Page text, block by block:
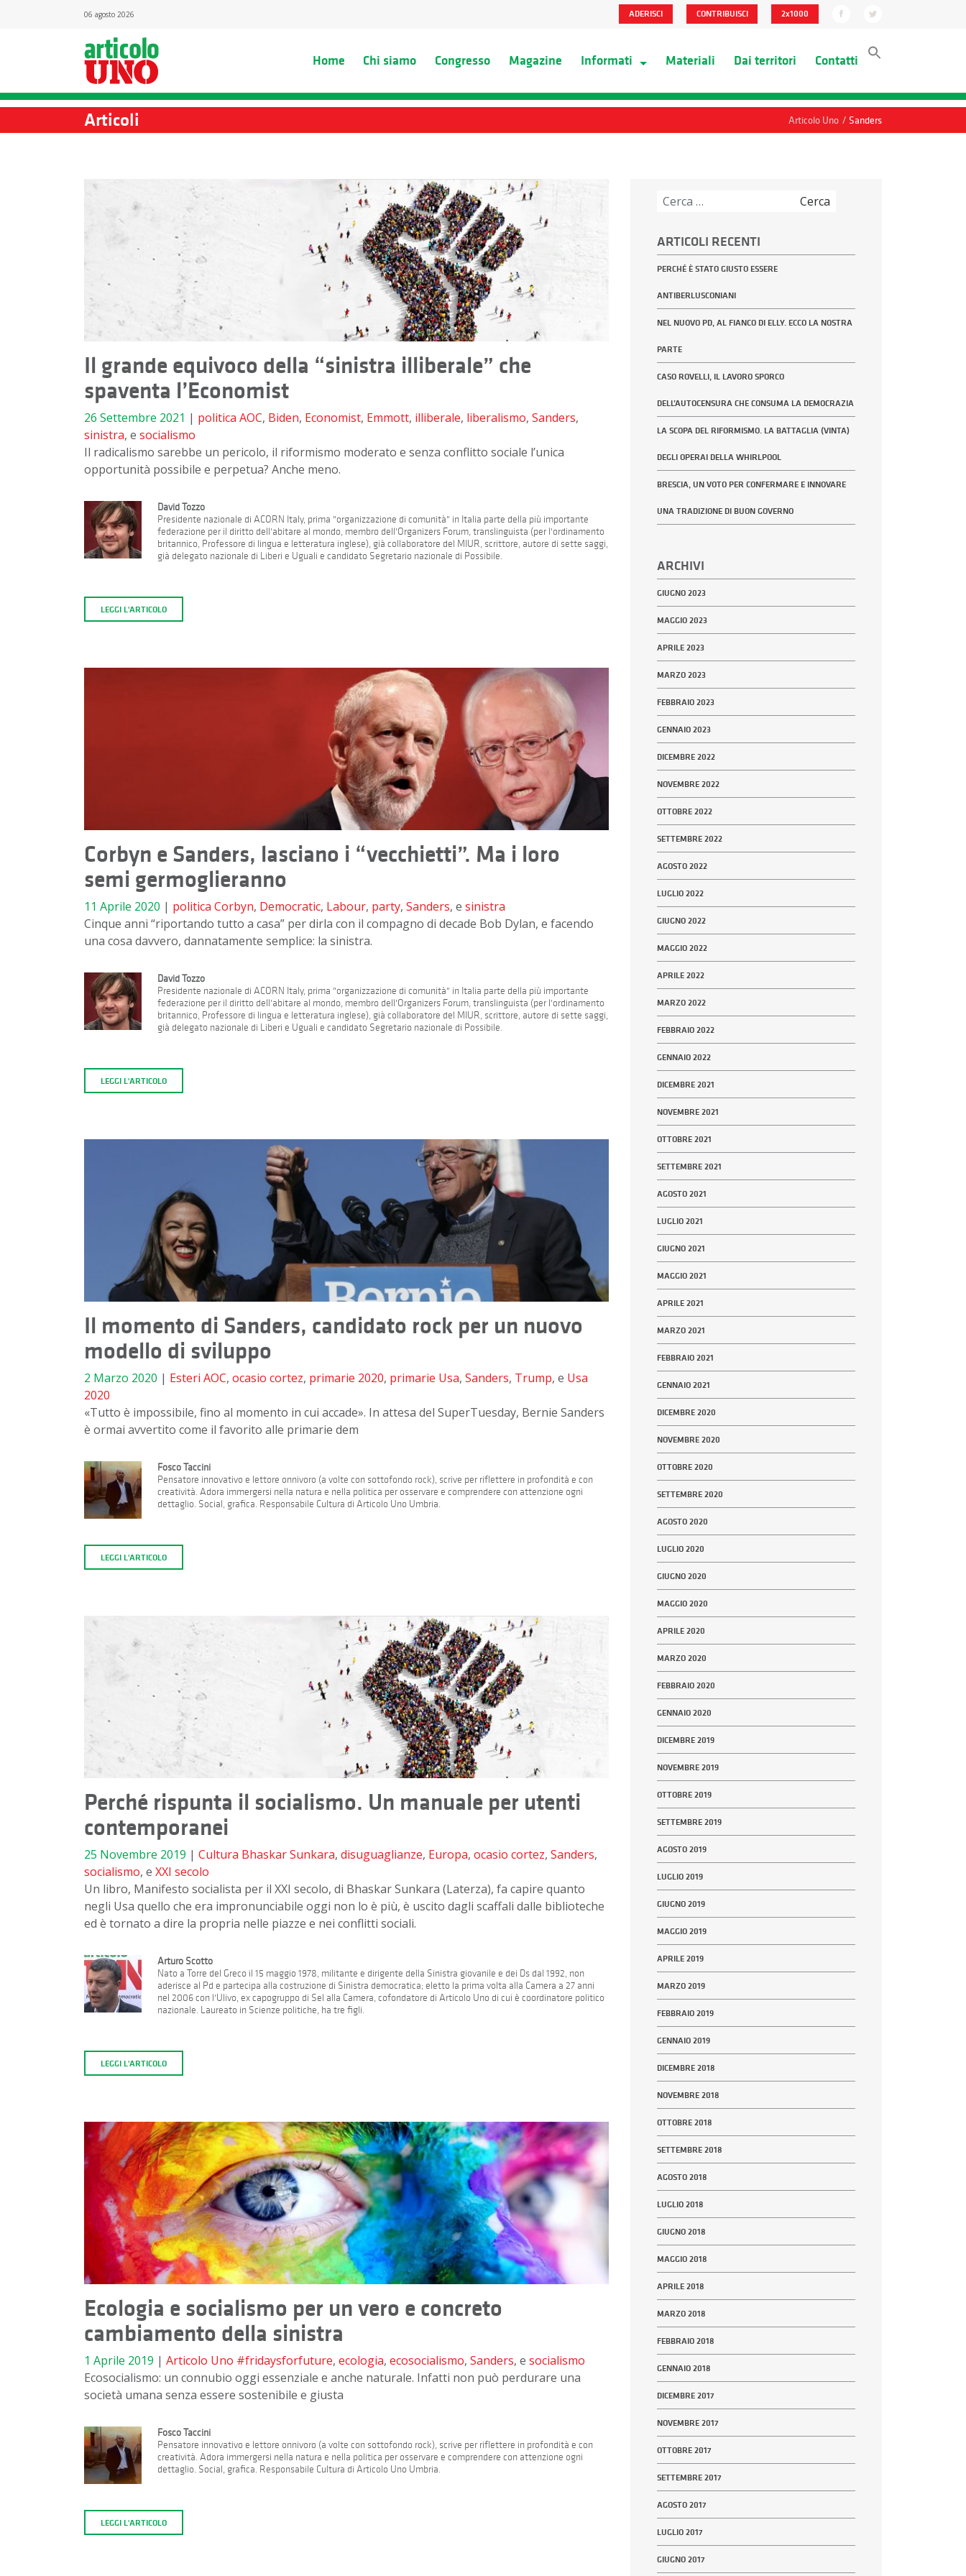
06 agosto 2026 ADERISCI CONTRIBUISCI 2x1000
Home Chi siamo Congresso Magazine Informati Materiali Dai territori Contatti
Articoli Articolo Uno / Sanders
Il grande equivoco della “sinistra illiberale” che
spaventa l’Economist
26 Settembre 2021 | politica AOC, Biden, Economist, Emmott, illiberale, liberalismo, Sanders,
sinistra, e socialismo
Il radicalismo sarebbe un pericolo, il riformismo moderato e senza conflitto sociale l’unica
opportunità possibile e perpetua? Anche meno.
David Tozzo
Presidente nazionale di ACORN Italy, prima "organizzazione di comunità" in Italia parte della più importante
federazione per il diritto dell'abitare al mondo, membro dell'Organizers Forum, translinguista (per l'ordinamento
britannico, Professore di lingua e letteratura inglese), già collaboratore del MIUR, scrittore, autore di sette saggi,
già delegato nazionale di Liberi e Uguali e candidato Segretario nazionale di Possibile.
LEGGI L'ARTICOLO
Corbyn e Sanders, lasciano i “vecchietti”. Ma i loro
semi germoglieranno
11 Aprile 2020 | politica Corbyn, Democratic, Labour, party, Sanders, e sinistra
Cinque anni “riportando tutto a casa” per dirla con il compagno di decade Bob Dylan, e facendo
una cosa davvero, dannatamente semplice: la sinistra.
David Tozzo
Presidente nazionale di ACORN Italy, prima "organizzazione di comunità" in Italia parte della più importante
federazione per il diritto dell'abitare al mondo, membro dell'Organizers Forum, translinguista (per l'ordinamento
britannico, Professore di lingua e letteratura inglese), già collaboratore del MIUR, scrittore, autore di sette saggi,
già delegato nazionale di Liberi e Uguali e candidato Segretario nazionale di Possibile.
LEGGI L'ARTICOLO
Il momento di Sanders, candidato rock per un nuovo
modello di sviluppo
2 Marzo 2020 | Esteri AOC, ocasio cortez, primarie 2020, primarie Usa, Sanders, Trump, e Usa
2020
«Tutto è impossibile, fino al momento in cui accade». In attesa del SuperTuesday, Bernie Sanders
è ormai avvertito come il favorito alle primarie dem
Fosco Taccini
Pensatore innovativo e lettore onnivoro (a volte con sottofondo rock), scrive per riflettere in profondità e con
creatività. Adora immergersi nella natura e nella politica per osservare e comprendere con attenzione ogni
dettaglio. Social, grafica. Responsabile Cultura di Articolo Uno Umbria.
LEGGI L'ARTICOLO
Perché rispunta il socialismo. Un manuale per utenti
contemporanei
25 Novembre 2019 | Cultura Bhaskar Sunkara, disuguaglianze, Europa, ocasio cortez, Sanders,
socialismo, e XXI secolo
Un libro, Manifesto socialista per il XXI secolo, di Bhaskar Sunkara (Laterza), fa capire quanto
negli Usa quello che era impronunciabile oggi non lo è più, è uscito dagli scaffali dalle biblioteche
ed è tornato a dire la propria nelle piazze e nei conflitti sociali.
Arturo Scotto
Nato a Torre del Greco il 15 maggio 1978, militante e dirigente della Sinistra giovanile e dei Ds dal 1992, non
aderisce al Pd e partecipa alla costruzione di Sinistra democratica; eletto la prima volta alla Camera a 27 anni
nel 2006 con l'Ulivo, ex capogruppo di Sel alla Camera, cofondatore di Articolo Uno di cui è coordinatore politico
nazionale. Laureato in Scienze politiche, ha tre figli.
LEGGI L'ARTICOLO
Ecologia e socialismo per un vero e concreto
cambiamento della sinistra
1 Aprile 2019 | Articolo Uno #fridaysforfuture, ecologia, ecosocialismo, Sanders, e socialismo
Ecosocialismo: un connubio oggi essenziale e anche naturale. Infatti non può perdurare una
società umana senza essere sostenibile e giusta
Fosco Taccini
Pensatore innovativo e lettore onnivoro (a volte con sottofondo rock), scrive per riflettere in profondità e con
creatività. Adora immergersi nella natura e nella politica per osservare e comprendere con attenzione ogni
dettaglio. Social, grafica. Responsabile Cultura di Articolo Uno Umbria.
LEGGI L'ARTICOLO
ARTICOLI RECENTI
PERCHÉ È STATO GIUSTO ESSERE
ANTIBERLUSCONIANI
NEL NUOVO PD, AL FIANCO DI ELLY. ECCO LA NOSTRA
PARTE
CASO ROVELLI, IL LAVORO SPORCO
DELL’AUTOCENSURA CHE CONSUMA LA DEMOCRAZIA
LA SCOPA DEL RIFORMISMO. LA BATTAGLIA (VINTA)
DEGLI OPERAI DELLA WHIRLPOOL
BRESCIA, UN VOTO PER CONFERMARE E INNOVARE
UNA TRADIZIONE DI BUON GOVERNO
ARCHIVI
GIUGNO 2023
MAGGIO 2023
APRILE 2023
MARZO 2023
FEBBRAIO 2023
GENNAIO 2023
DICEMBRE 2022
NOVEMBRE 2022
OTTOBRE 2022
SETTEMBRE 2022
AGOSTO 2022
LUGLIO 2022
GIUGNO 2022
MAGGIO 2022
APRILE 2022
MARZO 2022
FEBBRAIO 2022
GENNAIO 2022
DICEMBRE 2021
NOVEMBRE 2021
OTTOBRE 2021
SETTEMBRE 2021
AGOSTO 2021
LUGLIO 2021
GIUGNO 2021
MAGGIO 2021
APRILE 2021
MARZO 2021
FEBBRAIO 2021
GENNAIO 2021
DICEMBRE 2020
NOVEMBRE 2020
OTTOBRE 2020
SETTEMBRE 2020
AGOSTO 2020
LUGLIO 2020
GIUGNO 2020
MAGGIO 2020
APRILE 2020
MARZO 2020
FEBBRAIO 2020
GENNAIO 2020
DICEMBRE 2019
NOVEMBRE 2019
OTTOBRE 2019
SETTEMBRE 2019
AGOSTO 2019
LUGLIO 2019
GIUGNO 2019
MAGGIO 2019
APRILE 2019
MARZO 2019
FEBBRAIO 2019
GENNAIO 2019
DICEMBRE 2018
NOVEMBRE 2018
OTTOBRE 2018
SETTEMBRE 2018
AGOSTO 2018
LUGLIO 2018
GIUGNO 2018
MAGGIO 2018
APRILE 2018
MARZO 2018
FEBBRAIO 2018
GENNAIO 2018
DICEMBRE 2017
NOVEMBRE 2017
OTTOBRE 2017
SETTEMBRE 2017
AGOSTO 2017
LUGLIO 2017
GIUGNO 2017